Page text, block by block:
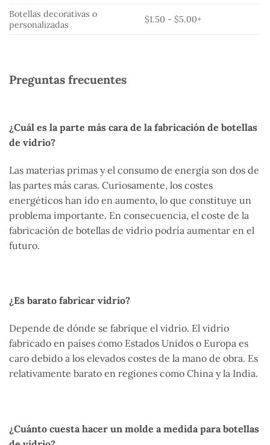
Botellas decorativas o
personalizadas
$1.50 - $5.00+
Preguntas frecuentes
¿Cuál es la parte más cara de la fabricación de botellas
de vidrio?
Las materias primas y el consumo de energía son dos de
las partes más caras. Curiosamente, los costes
energéticos han ido en aumento, lo que constituye un
problema importante. En consecuencia, el coste de la
fabricación de botellas de vidrio podría aumentar en el
futuro.
¿Es barato fabricar vidrio?
Depende de dónde se fabrique el vidrio. El vidrio
fabricado en países como Estados Unidos o Europa es
caro debido a los elevados costes de la mano de obra. Es
relativamente barato en regiones como China y la India.
¿Cuánto cuesta hacer un molde a medida para botellas